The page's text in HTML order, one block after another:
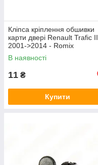
Кліпса кріплення обшивки
карти двері Renault Trafic II
2001->2014 - Romix
(Польща) - ROM A52018
В наявності
11 ₴
Купити